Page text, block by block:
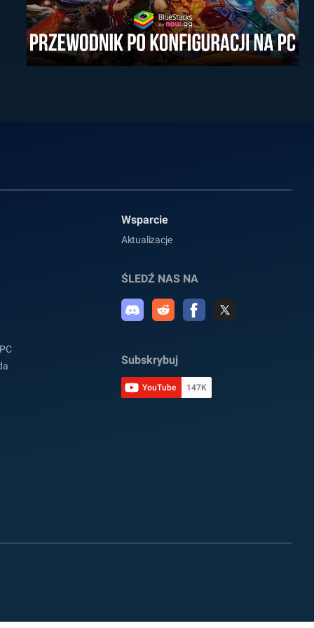
Wsparcie
Aktualizacje
ŚLEDŹ NAS NA
Subskrybuj
YouTube 147K